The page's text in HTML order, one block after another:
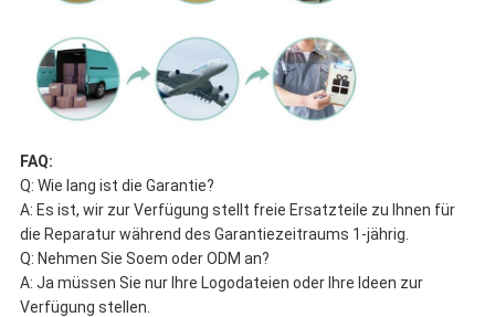
FAQ:
Q: Wie lang ist die Garantie?
A: Es ist, wir zur Verfügung stellt freie Ersatzteile zu Ihnen für
die Reparatur während des Garantiezeitraums 1-jährig.
Q: Nehmen Sie Soem oder ODM an?
A: Ja müssen Sie nur Ihre Logodateien oder Ihre Ideen zur
Verfügung stellen.